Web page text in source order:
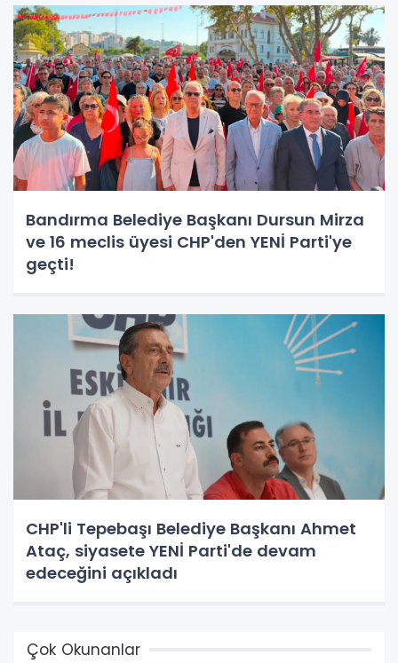
Bandırma Belediye Başkanı Dursun Mirza
ve 16 meclis üyesi CHP'den YENİ Parti'ye
geçti!
CHP'li Tepebaşı Belediye Başkanı Ahmet
Ataç, siyasete YENİ Parti'de devam
edeceğini açıkladı
Çok Okunanlar